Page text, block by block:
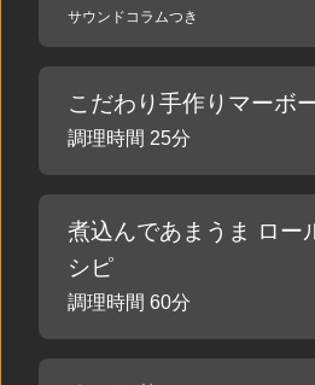
サウンドコラムつき
こだわり手作りマーボ
調理時間 25分
煮込んであまうま ロー
シピ
調理時間 60分